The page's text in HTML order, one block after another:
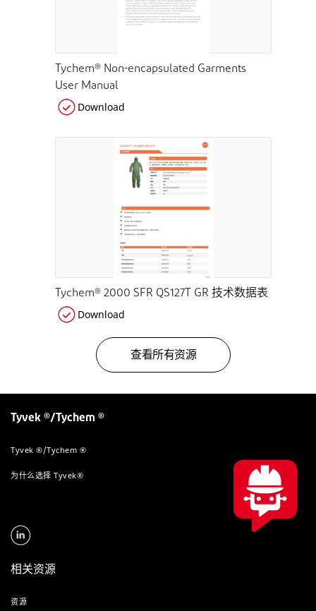
Tychem® Non-encapsulated Garments
User Manual
Download
Tychem® 2000 SFR QS127T GR 技术数据表
Download
查看所有资源
Tyvek ®/Tychem ®
Tyvek ®/Tychem ®
为什么选择 Tyvek®
相关资源
资源